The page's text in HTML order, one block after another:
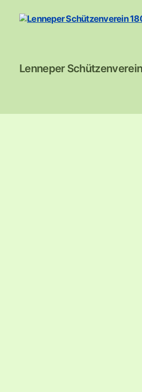
Schützenverein
Lenneper